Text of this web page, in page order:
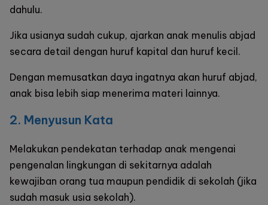
dahulu.
Jika usianya sudah cukup, ajarkan anak menulis abjad
secara detail dengan huruf kapital dan huruf kecil.
Dengan memusatkan daya ingatnya akan huruf abjad,
anak bisa lebih siap menerima materi lainnya.
2. Menyusun Kata
Melakukan pendekatan terhadap anak mengenai
pengenalan lingkungan di sekitarnya adalah
kewajiban orang tua maupun pendidik di sekolah (jika
sudah masuk usia sekolah).